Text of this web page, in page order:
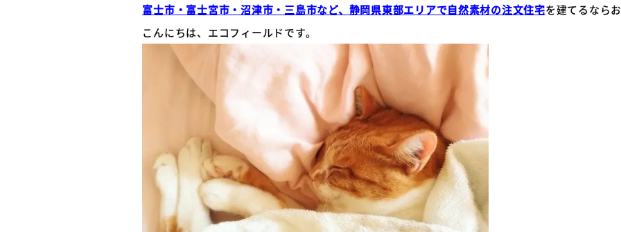
富士市・富士宮市・沼津市・三島市など、静岡県東部エリアで自然素材の注文住宅を建てるなら
こんにちは、エコフィールドです。